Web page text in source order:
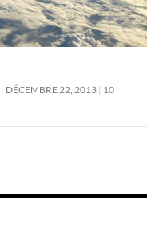
DÉCEMBRE 22, 2013 10